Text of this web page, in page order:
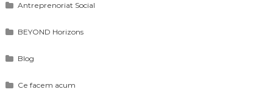
Antreprenoriat Social
BEYOND Horizons
Blog
Ce facem acum